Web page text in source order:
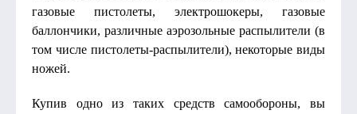
газовые пистолеты, электрошокеры, газовые
баллончики, различные аэрозольные распылители (в
том числе пистолеты-распылители), некоторые виды
ножей.
Купив одно из таких средств самообороны, вы